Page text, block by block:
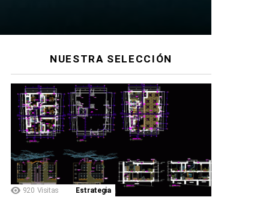
NUESTRA SELECCIÓN
920 Visitas Estrategia